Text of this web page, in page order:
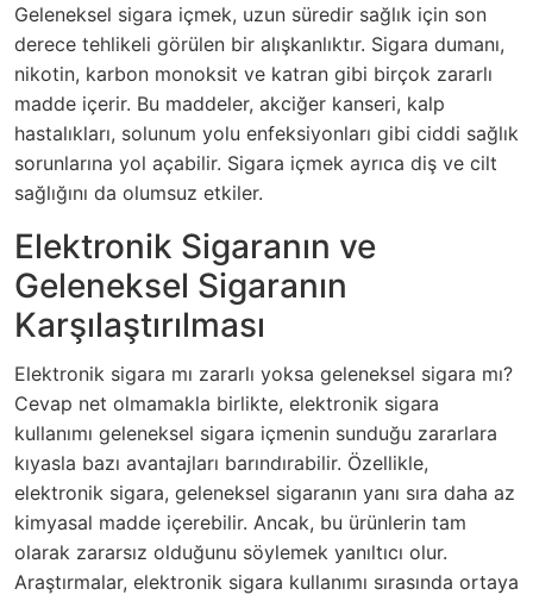
Geleneksel sigara içmek, uzun süredir sağlık için son
derece tehlikeli görülen bir alışkanlıktır. Sigara dumanı,
nikotin, karbon monoksit ve katran gibi birçok zararlı
madde içerir. Bu maddeler, akciğer kanseri, kalp
hastalıkları, solunum yolu enfeksiyonları gibi ciddi sağlık
sorunlarına yol açabilir. Sigara içmek ayrıca diş ve cilt
sağlığını da olumsuz etkiler.
Elektronik Sigaranın ve
Geleneksel Sigaranın
Karşılaştırılması
Elektronik sigara mı zararlı yoksa geleneksel sigara mı?
Cevap net olmamakla birlikte, elektronik sigara
kullanımı geleneksel sigara içmenin sunduğu zararlara
kıyasla bazı avantajları barındırabilir. Özellikle,
elektronik sigara, geleneksel sigaranın yanı sıra daha az
kimyasal madde içerebilir. Ancak, bu ürünlerin tam
olarak zararsız olduğunu söylemek yanıltıcı olur.
Araştırmalar, elektronik sigara kullanımı sırasında ortaya